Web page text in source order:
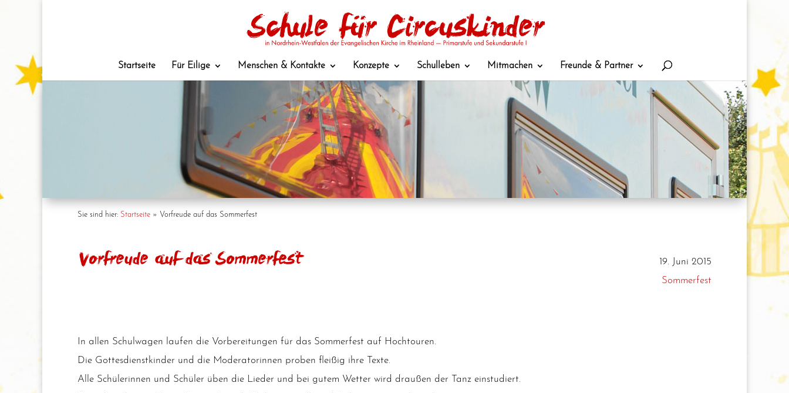
Startseite Für Eilige Menschen & Kontakte Konzepte Schulleben Mitmachen Freunde & Partner
Sie sind hier: Startseite » Vorfreude auf das Sommerfest
Vorfreude auf das Sommerfest
19. Juni 2015
Sommerfest
In allen Schul­wa­gen lau­fen die Vor­be­rei­tun­gen für das Som­mer­fest auf Hochtouren.
Die Got­tes­dienst­kin­der und die Mode­ra­to­rin­nen pro­ben flei­ßig ihre Texte.
Alle Schü­le­rin­nen und Schü­ler üben die Lie­der und bei gutem Wet­ter wird drau­ßen der Tanz einstudiert.